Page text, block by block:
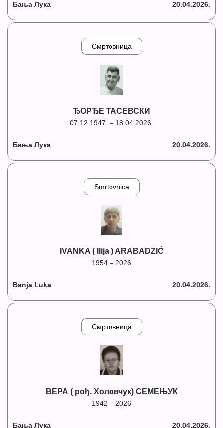
Бања Лука 20.04.2026.
Смртовница
ЂОРЂЕ ТАСЕВСКИ
07.12.1947. – 18.04.2026.
Бања Лука 20.04.2026.
Smrtovnica
IVANKA ( Ilija ) ARABADZIĆ
1954 – 2026
Banja Luka 20.04.2026.
Смртовница
ВЕРА ( рођ. Холовчук) СЕМЕЊУК
1942 – 2026
Бања Лука 20.04.2026.